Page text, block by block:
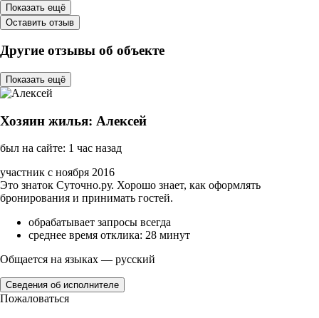
Показать ещё
Оставить отзыв
Другие отзывы об объекте
Показать ещё
Хозяин жилья: Алексей
был на сайте: 1 час назад
участник с ноября 2016
Это знаток Суточно.ру. Хорошо знает, как оформлять
бронирования и принимать гостей.
обрабатывает запросы всегда
среднее время отклика: 28 минут
Общается на языках — русский
Сведения об исполнителе
Пожаловаться